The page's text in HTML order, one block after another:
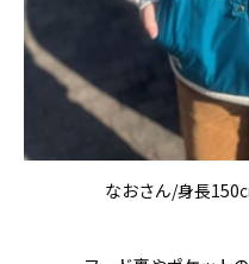
なおさん/身長150